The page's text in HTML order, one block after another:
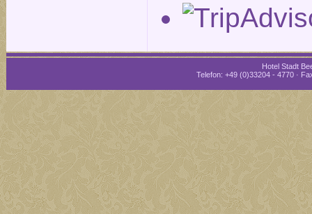
Hotel Stadt
Telefon: +49 (0)33204 - 4770 ·